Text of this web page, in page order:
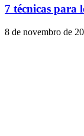
7 técnicas para
8 de novembro de